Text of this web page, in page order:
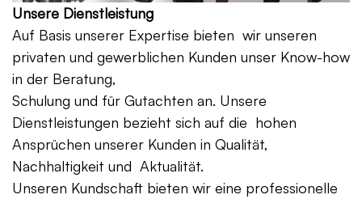
Unsere Dienstleistung
Auf Basis unserer Expertise bieten wir unseren
privaten und gewerblichen Kunden unser Know-how
in der Beratung,
Schulung und für Gutachten an. Unsere
Dienstleistungen bezieht sich auf die hohen
Ansprüchen unserer Kunden in Qualität,
Nachhaltigkeit und Aktualität.
Unseren Kundschaft bieten wir eine professionelle